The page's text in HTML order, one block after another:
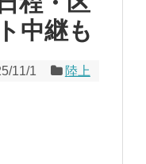
中継も
11/1 陸上